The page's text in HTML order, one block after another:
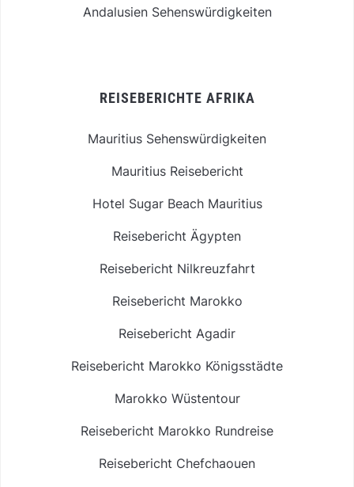
Andalusien Sehenswürdigkeiten
REISEBERICHTE AFRIKA
Mauritius Sehenswürdigkeiten
Mauritius Reisebericht
Hotel Sugar Beach Mauritius
Reisebericht Ägypten
Reisebericht Nilkreuzfahrt
Reisebericht Marokko
Reisebericht Agadir
Reisebericht Marokko Königsstädte
Marokko Wüstentour
Reisebericht Marokko Rundreise
Reisebericht Chefchaouen